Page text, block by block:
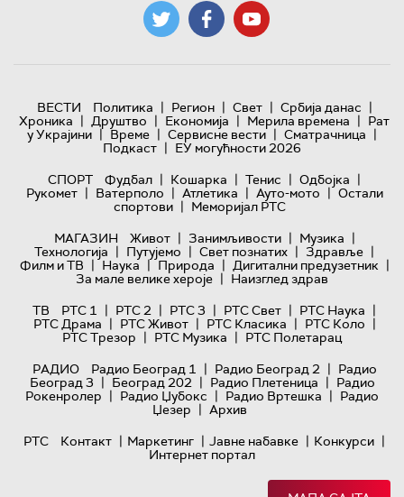
ВЕСТИ Политика | Регион | Свет | Србија данас |
Хроника | Друштво | Економија | Мерила времена | Рат
у Украјини | Време | Сервисне вести | Сматрачница |
Подкаст | ЕУ могућности 2026
СПОРТ
Фудбал | Кошарка | Тенис | Одбојка |
Рукомет | Ватерполо | Атлетика | Ауто-мото | Остали
спортови | Меморијал РТС
МАГАЗИН
Живот | Занимљивости | Музика |
Технологијa | Путујемо | Свет познатих | Здравље |
Филм и ТВ | Наука | Природа | Дигитални предузетник |
За мале велике хероје | Наизглед здрав
ТВ
РТС 1 | РТС 2 | РТС 3 | РТС Свет | РТС Наука |
РТС Драма | РТС Живот | РТС Класика | РТС Коло |
РТС Трезор | РТС Музика | РТС Полетарац
РАДИО
Радио Београд 1 | Радио Београд 2 | Радио
Београд 3 | Београд 202 | Радио Плетеница | Радио
Рокенролер | Радио Џубокс | Радио Вртешка | Радио
Џезер | Архив
РТС
Контакт | Маркетинг | Јавне набавке | Конкурси |
Интернет портал